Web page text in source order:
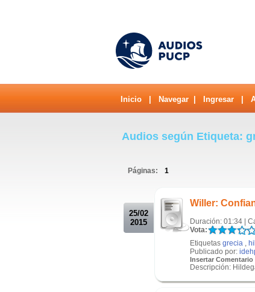
Inicio Navegar Ingresar
Audios según Etiqueta:
Páginas: 1
25/02
2015
Willer:
Duración: 01:34 |
Vota:
Etiquetas grecia ,
Publicado por:
Insertar Comentario
Descripción: